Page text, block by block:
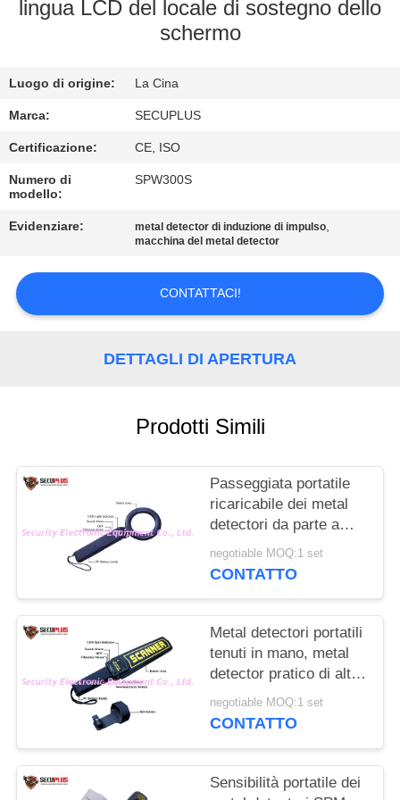
CONTROLLO
CONTATTICI
NOTIZIE
RICHIEDA
CITAZIONE
PRIVACY
POLICY
lingua LCD del locale di sostegno dello
schermo
Luogo di origine: La Cina
Marca: SECUPLUS
Certificazione: CE, ISO
Numero di
modello:
SPW300S
Evidenziare: metal detector di induzione di impulso,
macchina del metal detector
CONTATTACI!
DETTAGLI DI APERTURA
Prodotti Simili
Passeggiata portatile
ricaricabile dei metal
detectori da parte a
parte per sicurezza
aeroportuale
negotiable MOQ:1 set
CONTATTO
Metal detectori portatili
tenuti in mano, metal
detector pratico di alta
sensibilità
negotiable MOQ:1 set
CONTATTO
Sensibilità portatile dei